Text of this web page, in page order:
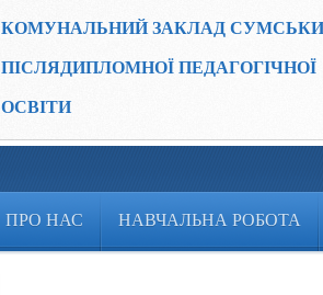
КОМУНАЛЬНИЙ ЗАКЛАД
ПІСЛЯДИПЛОМНОЇ ПЕДАГОГІЧНОЇ
ОСВІТИ
ПРО НАС НАВЧАЛЬНА РОБОТА